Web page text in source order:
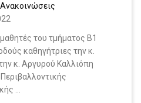
του τμήματος Β1
καθηγήτριες την κ.
κ. Αργυρού Καλλιόπη
…